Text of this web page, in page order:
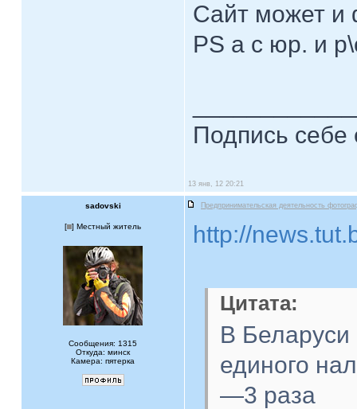
Сайт может и
PS а с юр. и
Подпись
13 янв, 12 20:21
sadovski Предпринимательская деятельность
[ ] Местный житель
Сообщения: 1315
Откуда: минск
Камера: пятерка
http://
Цитата:
В Беларуси
единого
—3 раза